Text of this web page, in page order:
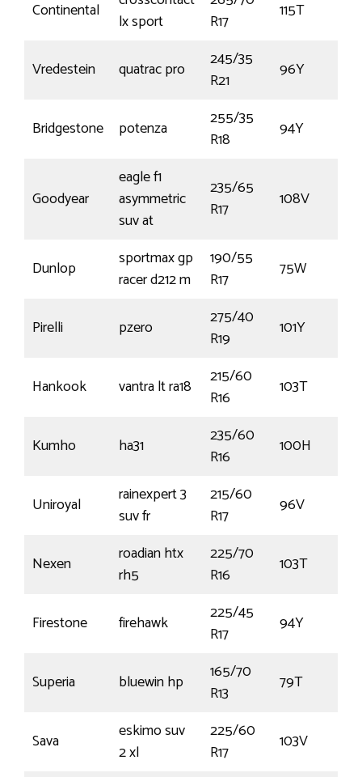
Continental
lx sport
R17
115T
Vredestein quatrac pro
245/35
R21
96Y
Bridgestone potenza
255/35
R18
94Y
Goodyear
eagle f1
asymmetric
suv at
235/65
R17
108V
Dunlop
sportmax gp
racer d212 m
190/55
R17
75W
Pirelli pzero
275/40
R19
101Y
Hankook vantra lt ra18
215/60
R16
103T
Kumho ha31
235/60
R16
100H
Uniroyal
rainexpert 3
suv fr
215/60
R17
96V
Nexen
roadian htx
rh5
225/70
R16
103T
Firestone firehawk
225/45
R17
94Y
Superia bluewin hp
165/70
R13
79T
Sava
eskimo suv
2 xl
225/60
R17
103V